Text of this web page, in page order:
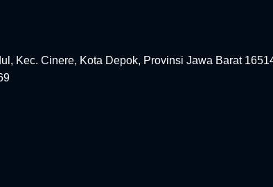
Kec. Cinere, Kota Depok, Provinsi Jawa Barat